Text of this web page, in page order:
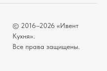
© 2016–2026 «Ивент
Кухня».
Все права защищены.